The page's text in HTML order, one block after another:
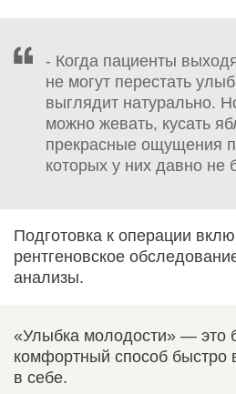
- Когда пациенты
не могут перестать
выглядит натурально.
можно жевать, кусать
прекрасные ощущения
которых у них давно не
Подготовка к операции
рентгеновское
анализы.
«Улыбка молодости» — это
комфортный способ быстро
в себе.